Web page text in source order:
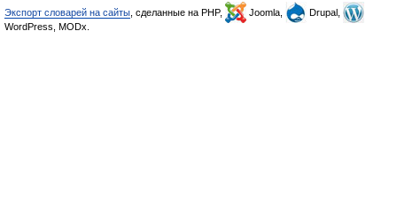
Экспорт словарей на сайты , сделанные на PHP, Joomla,
Drupal,
WordPress, MODx.